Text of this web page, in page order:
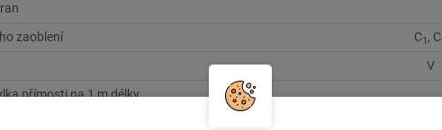
zaoblení
C1 , C
V
přímosti na 1 m délky